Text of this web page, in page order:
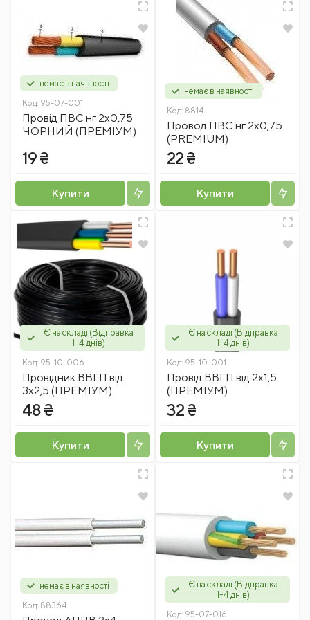
немає в наявності
Код: 95-07-001
Провід ПВС нг 2х0,75
ЧОРНИЙ (ПРЕМІУМ)
19 ₴
Купити
немає в наявності
Код: 8814
Провод ПВС нг 2x0,75
(PREMIUM)
22 ₴
Купити
Є на складі (Відправка
1-4 днів)
Код: 95-10-006
Провідник ВВГП від
3х2,5 (ПРЕМІУМ)
48 ₴
Купити
Є на складі (Відправка
1-4 днів)
Код: 95-10-001
Провід ВВГП від 2х1,5
(ПРЕМІУМ)
32 ₴
Купити
немає в наявності
Код: 88364
Є на складі (Відправка
1-4 днів)
Код: 95-07-016